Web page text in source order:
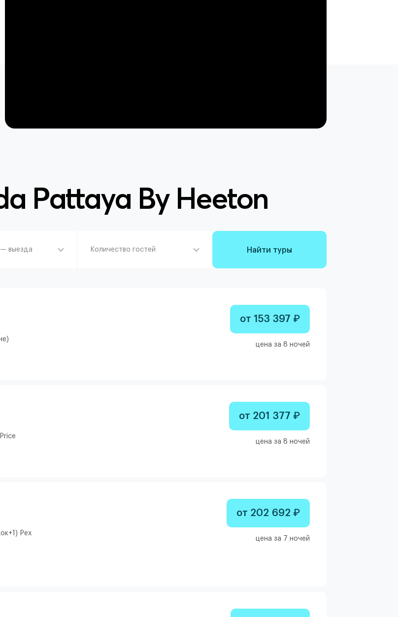
Pattaya By Heeton
выезда Количество гостей Найти туры
от 153 397 ₽
цена за 8 ночей
от 201 377 ₽
цена за 8 ночей
Pex
от 202 692 ₽
цена за 7 ночей